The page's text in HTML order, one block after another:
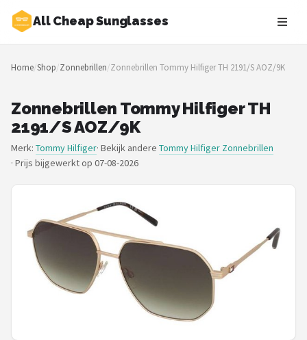
All Cheap Sunglasses
Zoeken
NAVIGATIE
Merken
Blog
Baby zonnebrillen
Shop
POPULAIRE MERKEN
Home/Shop/Zonnebrillen/Zonnebrillen Tommy Hilfiger TH 2191/S AOZ/9K
Zonnebrillen Tommy Hilfiger TH
2191/S AOZ/9K
Merk: Tommy Hilfiger· Bekijk andere Tommy Hilfiger Zonnebrillen
· Prijs bijgewerkt op 07-08-2026